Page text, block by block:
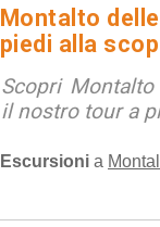
Montalto
piedi alla
Scopri
il nostro tour a
Escursioni a